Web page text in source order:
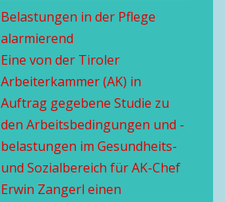
Belastungen in der Pflege
alarmierend
Eine von der Tiroler
Arbeiterkammer (AK) in
Auftrag gegebene Studie zu
den Arbeitsbedingungen und -
belastungen im Gesundheits-
und Sozialbereich für AK-Chef
Erwin Zangerl einen